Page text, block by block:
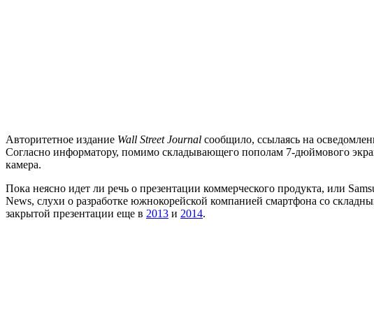
Авторитетное издание Wall Street Journal сообщило, ссылаясь на
Согласно информатору, помимо складывающего пополам 7-дюймового
камера.
Пока неясно идет ли речь о презентации коммерческого продукта, или
News, слухи о разработке южнокорейской компанией смартфона со
закрытой презентации еще в 2013 и 2014.